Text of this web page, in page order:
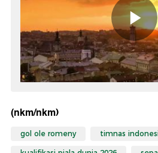
(nkm/nkm)
gol ole romeny timnas